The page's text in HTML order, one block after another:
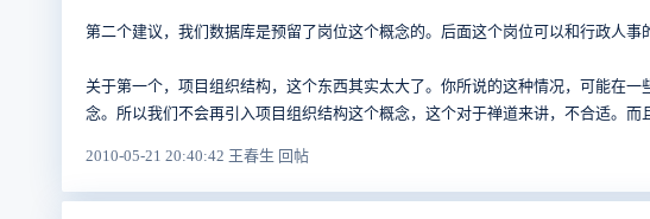
第二个建议，我们数据库是预留了岗位这个概念的。后面这个岗位可以和行政人
关于第一个，项目组织结构，这个东西其实太大了。你所说的这种情况，可能在
念。所以我们不会再引入项目组织结构这个概念，这个对于禅道来讲，不合适。而
2010-05-21 20:40:42 王春生 回帖